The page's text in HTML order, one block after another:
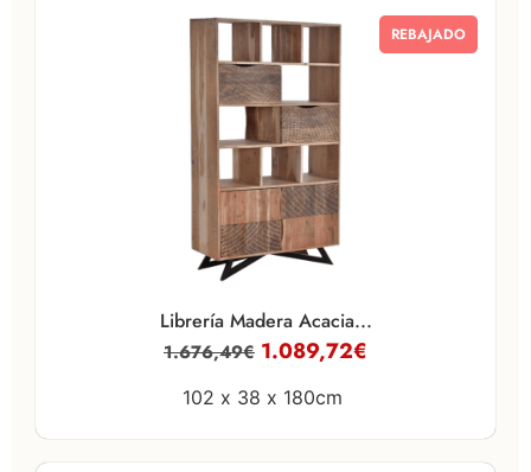
REBAJADO
Librería Madera Acacia...
1.676,49€ 1.089,72€
102 x 38 x 180cm